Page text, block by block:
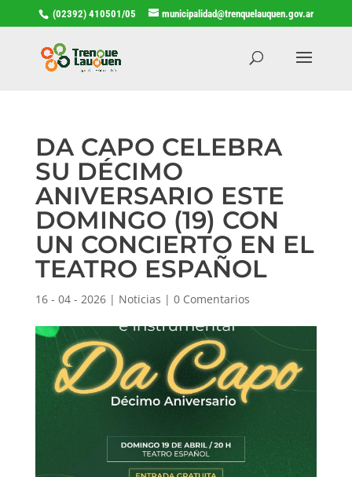
(02392) 410501/05 municipalidad@trenquelauquen.gov.ar
DA CAPO CELEBRA
SU DÉCIMO
ANIVERSARIO ESTE
DOMINGO (19) CON
UN CONCIERTO EN EL
TEATRO ESPAÑOL
16 - 04 - 2026| Noticias | 0 Comentarios